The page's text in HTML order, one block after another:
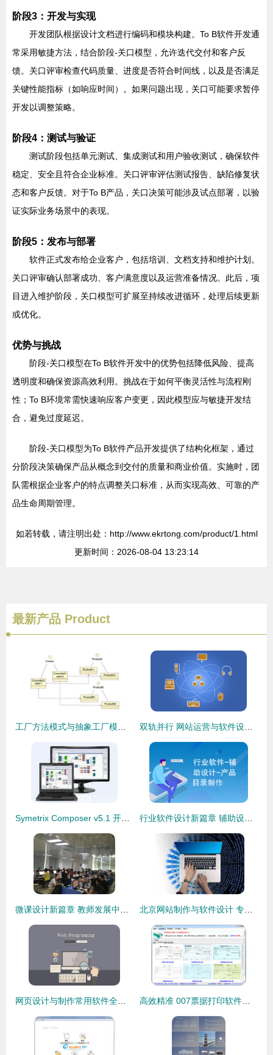
阶段3：开发与实现
开发团队根据设计文档进行编码和模块构建。To B软件开发通
常采用敏捷方法，结合阶段-关口模型，允许迭代交付和客户反
馈。关口评审检查代码质量、进度是否符合时间线，以及是否满足
关键性能指标（如响应时间）。如果问题出现，关口可能要求暂停
开发以调整策略。
阶段4：测试与验证
测试阶段包括单元测试、集成测试和用户验收测试，确保软件
稳定、安全且符合企业标准。关口评审评估测试报告、缺陷修复状
态和客户反馈。对于To B产品，关口决策可能涉及试点部署，以验
证实际业务场景中的表现。
阶段5：发布与部署
软件正式发布给企业客户，包括培训、文档支持和维护计划。
关口评审确认部署成功、客户满意度以及运营准备情况。此后，项
目进入维护阶段，关口模型可扩展至持续改进循环，处理后续更新
或优化。
优势与挑战
阶段-关口模型在To B软件开发中的优势包括降低风险、提高
透明度和确保资源高效利用。挑战在于如何平衡灵活性与流程刚
性；To B环境常需快速响应客户变更，因此模型应与敏捷开发结
合，避免过度延迟。
阶段-关口模型为To B软件产品开发提供了结构化框架，通过
分阶段决策确保产品从概念到交付的质量和商业价值。实施时，团
队需根据企业客户的特点调整关口标准，从而实现高效、可靠的产
品生命周期管理。
如若转载，请注明出处：http://www.ekrtong.com/product/1.html
更新时间：2026-08-04 13:23:14
最新产品 Product